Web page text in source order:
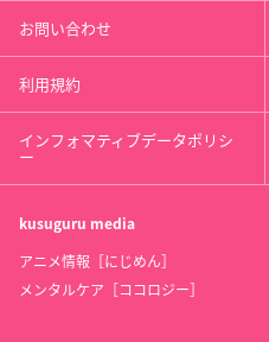
お問い合わせ
利用規約
インフォマティブデータポリシ
ー
kusuguru media
アニメ情報［にじめん］
メンタルケア［ココロジー］